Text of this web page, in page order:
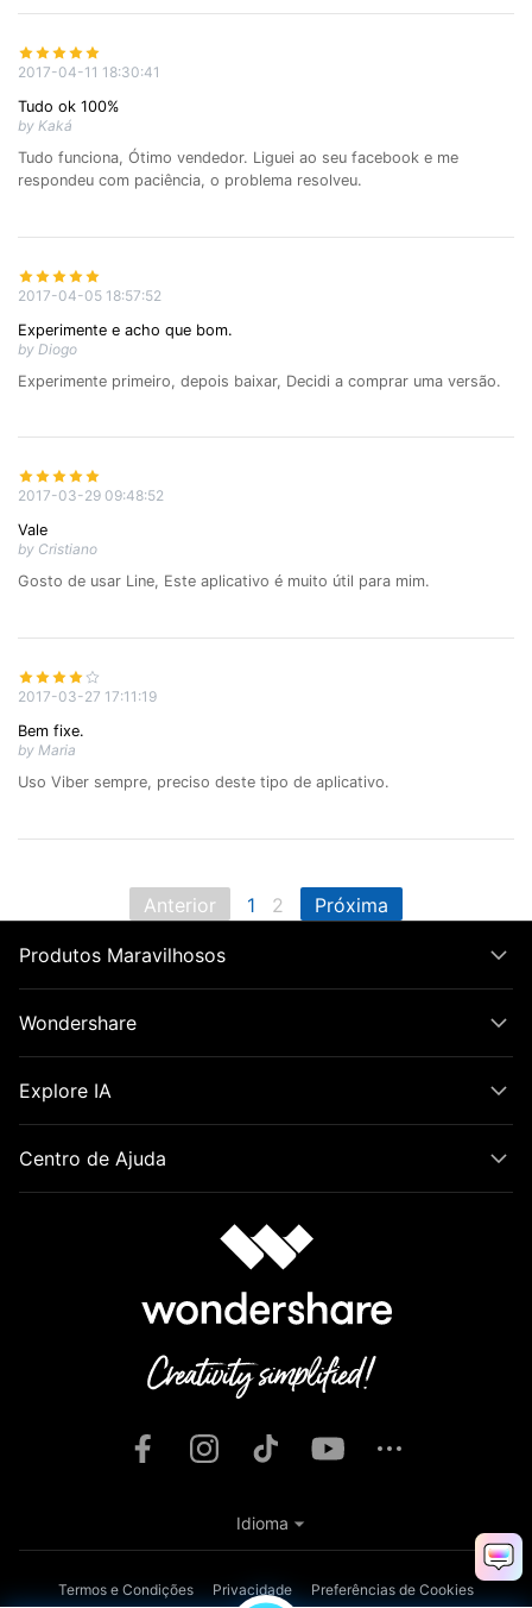
2017-04-11 18:30:41
Tudo ok 100%
by Kaká
Tudo funciona, Ótimo vendedor. Liguei ao seu facebook e me
respondeu com paciência, o problema resolveu.
2017-04-05 18:57:52
Experimente e acho que bom.
by Diogo
Experimente primeiro, depois baixar, Decidi a comprar uma versão.
2017-03-29 09:48:52
Vale
by Cristiano
Gosto de usar Line, Este aplicativo é muito útil para mim.
2017-03-27 17:11:19
Bem fixe.
by Maria
Uso Viber sempre, preciso deste tipo de aplicativo.
Anterior 1 2 Próxima
Produtos Maravilhosos
Wondershare
Explore IA
Centro de Ajuda
Termos e Condições Privacidade Preferências de Cookies
Idioma